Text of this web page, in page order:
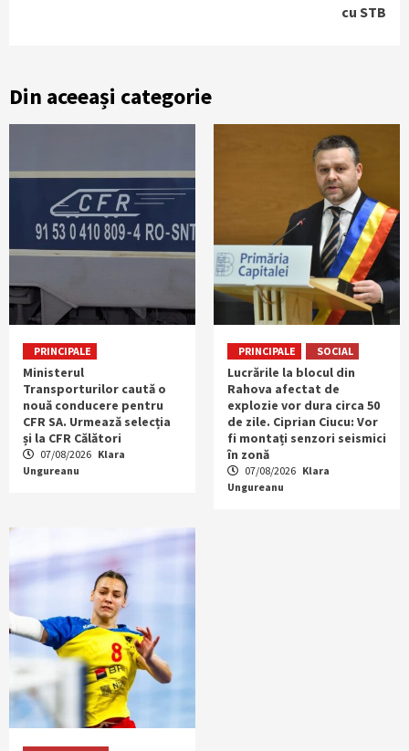
cu STB
Din aceeași categorie
PRINCIPALE
Ministerul
Transporturilor caută o
nouă conducere pentru
CFR SA. Urmează selecția
și la CFR Călători
07/08/2026 Klara
Ungureanu
PRINCIPALE SOCIAL
Lucrările la blocul din
Rahova afectat de
explozie vor dura circa 50
de zile. Ciprian Ciucu: Vor
fi montați senzori seismici
în zonă
07/08/2026 Klara
Ungureanu